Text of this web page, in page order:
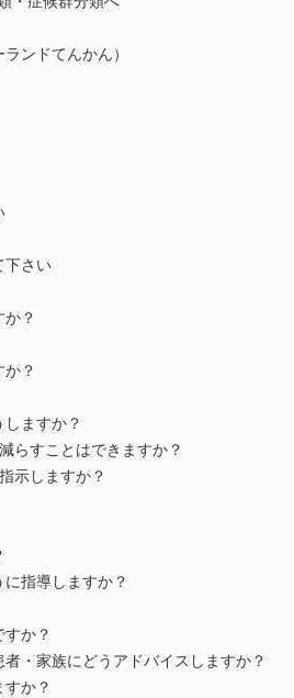
ンドてんかん）
下さい
？
？
ますか？
らすことはできますか？
示しますか？
指導しますか？
か？
・家族にどうアドバイスしますか？
か？